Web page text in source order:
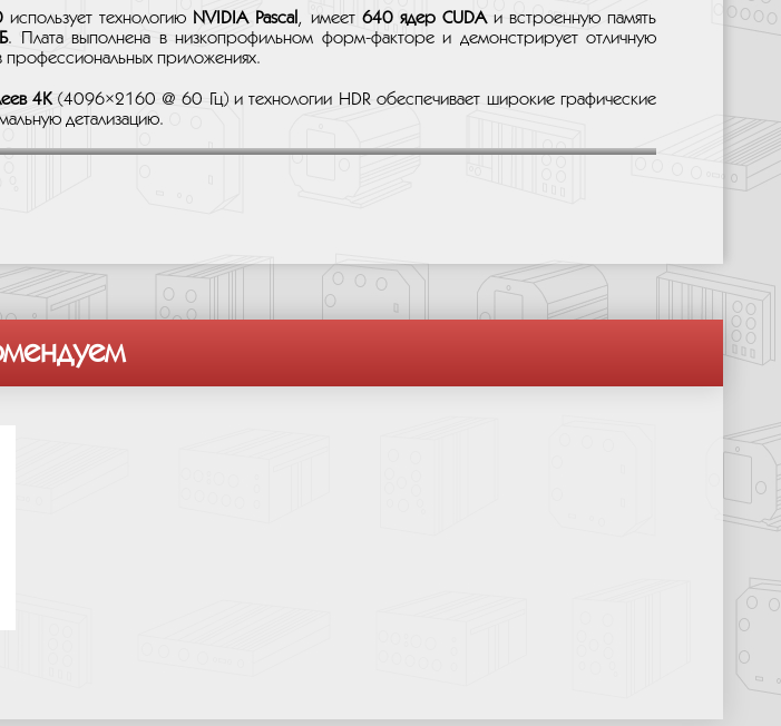
использует технологию NVIDIA Pascal , имеет 640 ядер CUDAи встроенную память
. Плата выполнена в низкопрофильном форм-факторе и демонстрирует отличную
профессиональных приложениях.
4K(4096×2160 @ 60 Гц) и технологии HDR обеспечивает широкие графические
детализацию.